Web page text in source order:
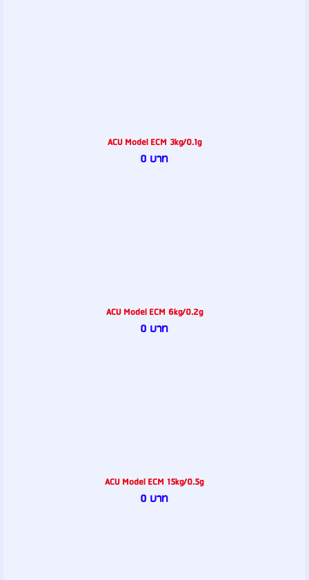
ACU Model ECM 3kg/0.1g
0 บาท
ACU Model ECM 6kg/0.2g
0 บาท
ACU Model ECM 15kg/0.5g
0 บาท